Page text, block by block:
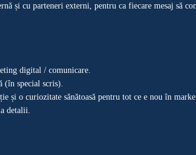
și cu parteneri externi, pentru ca fiecare mesaj să
digital / comunicare.
(în special scris).
și o curiozitate sănătoasă pentru tot ce e nou în
detalii.